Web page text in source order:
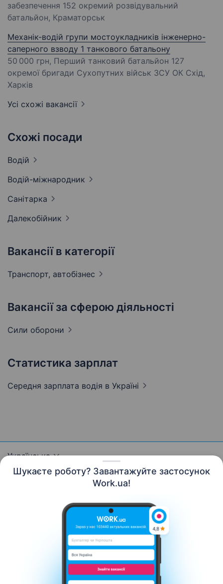
Шукаєте роботу? Завантажуйте застосунок
Work.ua!
забезпечення 152 окремий розвідувальний
батальйон, Краматорськ
Механік-водій групи мостоукладників інженерно-
саперного взводу 1 танкового батальону
50 000 грн, Перший танковий батальйон 127
окремої бригади Сухопутних військ ЗСУ ОК Схід,
Харків
Усі схожі вакансії
Схожі посади
Водій
Водій-міжнародник
Санітарка
Далекобійник
Вакансії в категорії
Транспорт, автобізнес
Вакансії за сферою діяльності
Сили оборони
Статистика зарплат
Середня зарплата водія в Україні
Українська
Контакти Про нас
Кар’єра
Новини Work.ua
Допомога Умови використання